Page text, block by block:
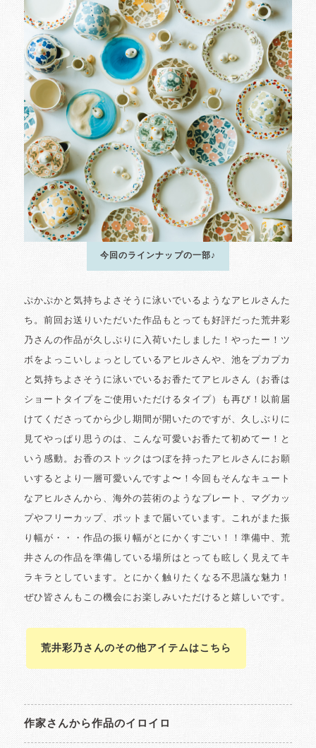
今回のラインナップの一部♪
ぷかぷかと気持ちよさそうに泳いでいるようなアヒルさんた
ち。前回お送りいただいた作品もとっても好評だった荒井彩
乃さんの作品が久しぶりに入荷いたしました！やったー！ツ
ボをよっこいしょっとしているアヒルさんや、池をプカプカ
と気持ちよさそうに泳いでいるお香たてアヒルさん（お香は
ショートタイプをご使用いただけるタイプ）も再び！以前届
けてくださってから少し期間が開いたのですが、久しぶりに
見てやっぱり思うのは、こんな可愛いお香たて初めてー！と
いう感動。お香のストックはつぼを持ったアヒルさんにお願
いするとより一層可愛いんですよ〜！今回もそんなキュート
なアヒルさんから、海外の芸術のようなプレート、マグカッ
プやフリーカップ、ポットまで届いています。これがまた振
り幅が・・・作品の振り幅がとにかくすごい！！準備中、荒
井さんの作品を準備している場所はとっても眩しく見えてキ
ラキラとしています。とにかく触りたくなる不思議な魅力！
ぜひ皆さんもこの機会にお楽しみいただけると嬉しいです。
荒井彩乃さんのその他アイテムはこちら
作家さんから作品のイロイロ